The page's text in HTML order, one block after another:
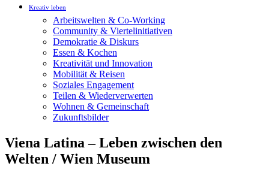
Kreativ leben
Arbeitswelten & Co-Working
Community & Viertelinitiativen
Demokratie & Diskurs
Essen & Kochen
Kreativität und Innovation
Mobilität & Reisen
Soziales Engagement
Teilen & Wiederverwerten
Wohnen & Gemeinschaft
Zukunftsbilder
Viena Latina – Leben zwischen den
Welten / Wien Museum